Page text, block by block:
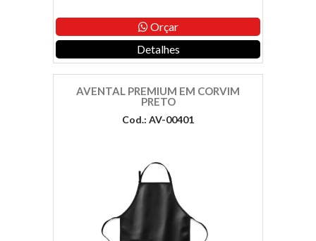
Orçar
Detalhes
AVENTAL PREMIUM EM CORVIM
PRETO
Cod.: AV-00401